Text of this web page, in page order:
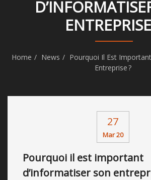
Home News
Pourquoi Il Est
Entreprise ?
27
Mar 20
Pourquoi il est important
d’informatiser son